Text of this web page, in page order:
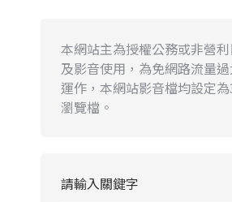
本網站主為授權公務或非營
及影音使用，為免網路流量
運作，本網站影音檔均設定
瀏覽檔。
請輸入關鍵字